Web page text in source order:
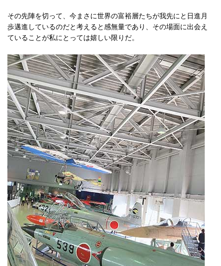
その先陣を切って、今まさに世界の富裕層たちが我先にと日進月
歩邁進しているのだと考えると感無量であり、その場面に出会え
ていることが私にとっては嬉しい限りだ。